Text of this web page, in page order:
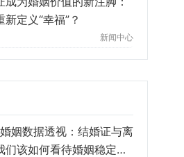
定义“幸福”？
新闻中心
姻数据透视：结婚证与离
们该如何看待婚姻稳定